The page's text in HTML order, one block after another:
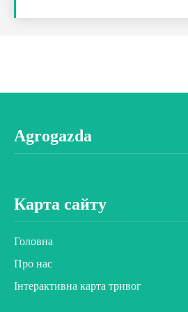
Agrogazda
Карта сайту
Головна
Про нас
Інтерактивна карта тривог